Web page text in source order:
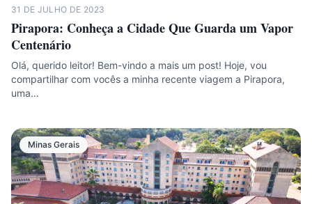
31 DE JULHO DE 2023
Pirapora: Conheça a Cidade Que Guarda um Vapor
Centenário
Olá, querido leitor! Bem-vindo a mais um post! Hoje, vou
compartilhar com vocês a minha recente viagem a Pirapora,
uma…
Minas Gerais